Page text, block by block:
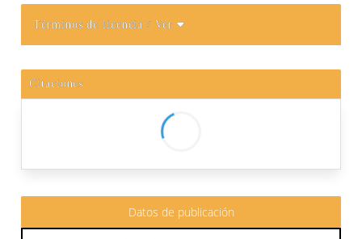
Términos de licencia/ Ver
Citaciones
Datos de publicación